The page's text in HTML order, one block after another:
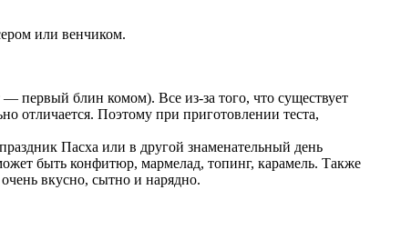
или венчиком.
первый блин комом). Все из-за того, что существует
отличается. Поэтому при приготовлении теста,
Пасха или в другой знаменательный день
быть конфитюр, мармелад, топинг, карамель. Также
вкусно, сытно и нарядно.